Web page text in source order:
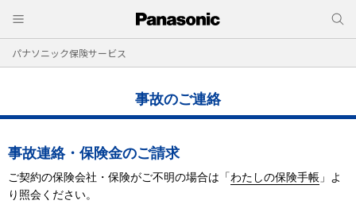
パナソニック保険サービス
事故のご連絡
事故連絡・保険金のご請求
ご契約の保険会社・保険がご不明の場合は 「わたしの保険手帳 」よ
り照会ください。